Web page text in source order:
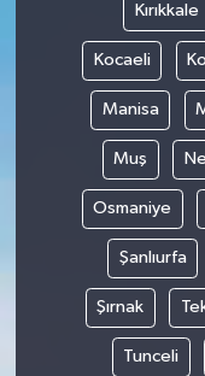
Kırıkkale
Kocaeli
Manisa
Muş
Osmaniye
Şanlıurfa
Şırnak
Tunceli